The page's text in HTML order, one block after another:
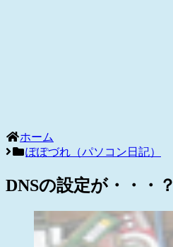
ホーム
ぽぽづれ（パソコン日記）
DNSの設定が・・・？